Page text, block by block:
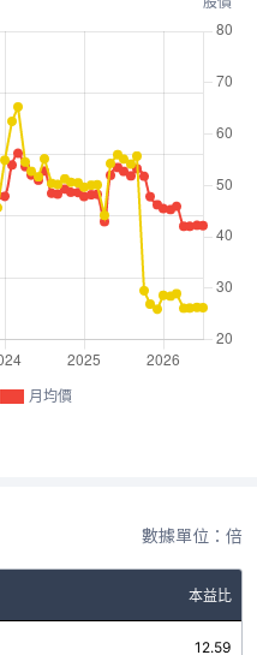
月均價
數據單位：倍
本益比
12.59